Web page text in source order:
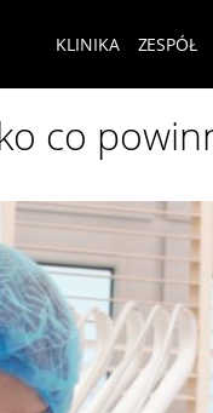
KLINIKA ZESPÓŁ
co